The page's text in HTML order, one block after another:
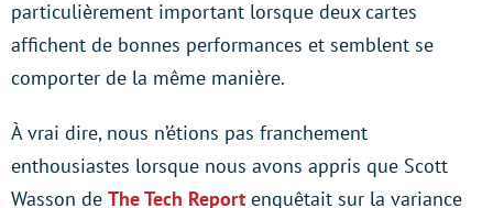
particulièrement important lorsque deux cartes
affichent de bonnes performances et semblent se
comporter de la même manière.
À vrai dire, nous n’étions pas franchement
enthousiastes lorsque nous avons appris que Scott
Wasson de The Tech Report enquêtait sur la variance